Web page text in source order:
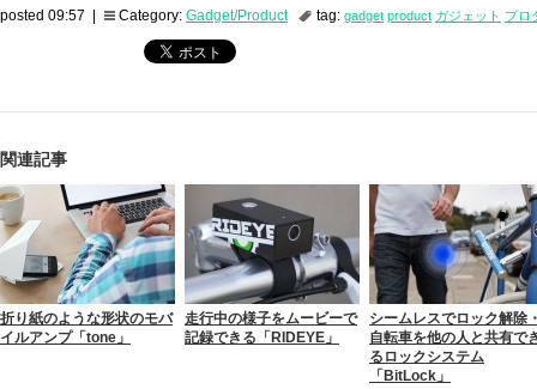
posted 09:57 | Category: Gadget/Product tag: gadget product ガジェット プロ
関連記事
折り紙のような形状のモバ
イルアンプ「tone」
走行中の様子をムービーで
記録できる「RIDEYE」
シームレスでロック解除
自転車を他の人と共有で
るロックシステム
「BitLock」